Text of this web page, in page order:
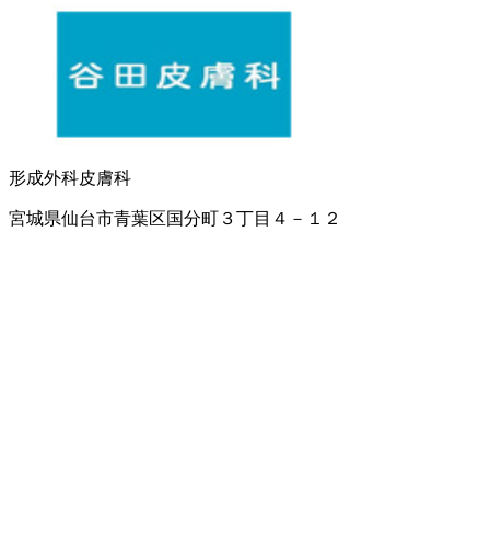
形成外科皮膚科
宮城県仙台市青葉区国分町３丁目４－１２